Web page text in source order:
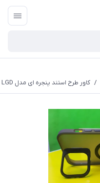
/ کاور طرح استند پنجره ای مدل LGD مناسب برای گوشی موبایل اپل Iphone 13 Pro Max به همراه محافظ دوربین